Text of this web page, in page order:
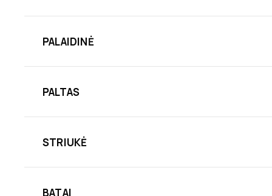
PALAIDINĖ
PALTAS
STRIUKĖ
BATAI